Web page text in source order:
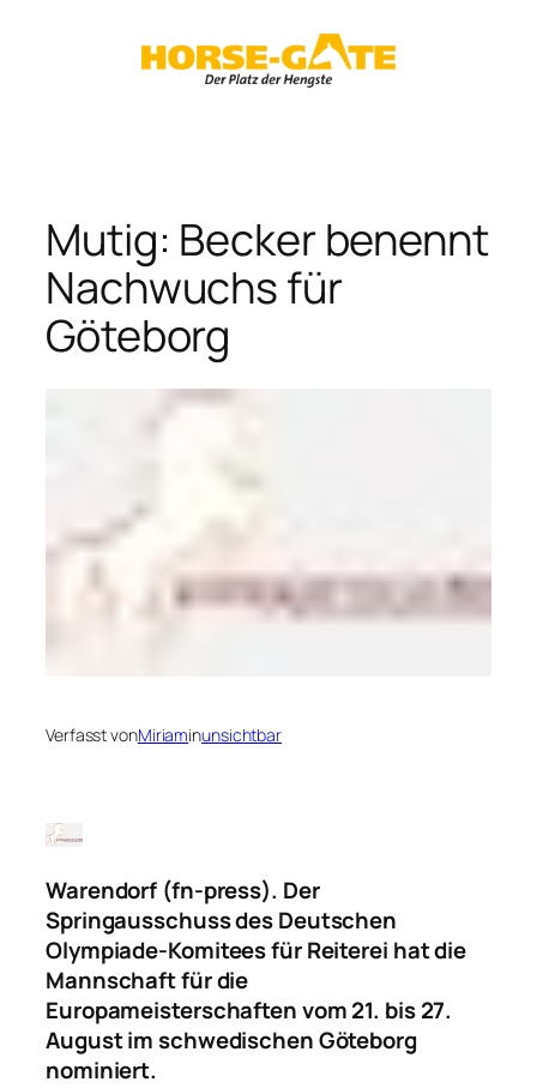
Mutig: Becker benennt
Nachwuchs für
Göteborg
Verfasst vonMiriaminunsichtbar
Warendorf (fn-press). Der
Springausschuss des Deutschen
Olympiade-Komitees für Reiterei hat die
Mannschaft für die
Europameisterschaften vom 21. bis 27.
August im schwedischen Göteborg
nominiert.